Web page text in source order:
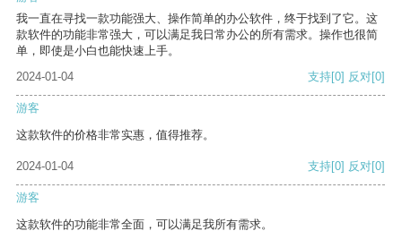
我一直在寻找一款功能强大、操作简单的办公软件，终于找到了它。这
款软件的功能非常强大，可以满足我日常办公的所有需求。操作也很简
单，即使是小白也能快速上手。
2024-01-04
支持[0] 反对[0]
游客
这款软件的价格非常实惠，值得推荐。
2024-01-04 支持[0] 反对[0]
游客
这款软件的功能非常全面，可以满足我所有需求。